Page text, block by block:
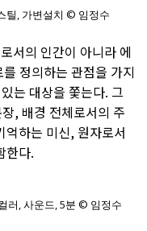
틸, 가변설치 © 임정수
서의 인간이 아니라 에
정의하는 관점을 가지
는 대상을 쫓는다. 그
, 배경 전체로서의 주
하는 미신, 원자로서
한다.
러, 사운드, 5분 © 임정수